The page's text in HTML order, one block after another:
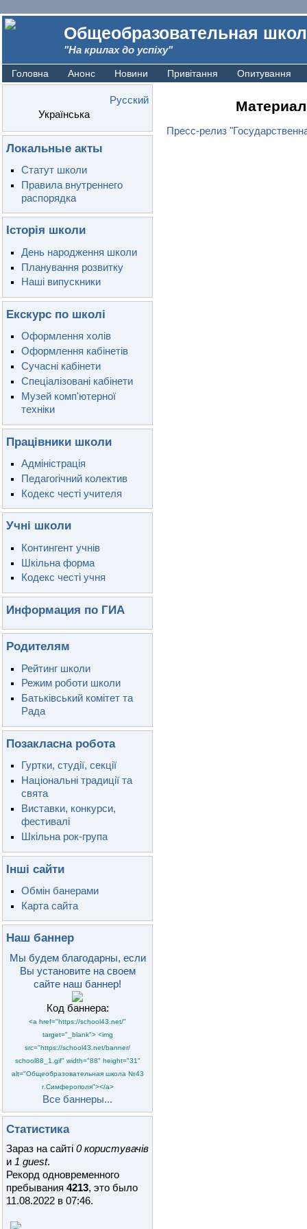
Общеобразовательная
"На крилах до успіху"
Головна Анонс Новини Привітання Опитування
Русский
Українська
Локальные акты
Статут школи
Правила внутреннего
распорядка
Історія школи
День народження школи
Планування розвитку
Наші випускники
Екскурс по школі
Оформлення холів
Оформлення кабінетів
Сучасні кабінети
Спеціалізовані кабінети
Музей комп'ютерної
техніки
Працівники школи
Адміністрація
Педагогічний колектив
Кодекс честі учителя
Учні школи
Контингент учнів
Шкільна форма
Кодекс честі учня
Информация по ГИА
Родителям
Рейтинг школи
Режим роботи школи
Батьківський комітет та
Рада
Позакласна робота
Гуртки, студії, секції
Національні традиції та
свята
Виставки, конкурси,
фестивалі
Шкільна рок-група
Інші сайти
Обмін банерами
Карта сайта
Наш баннер
Мы будем благодарны, если
Вы установите на своем
сайте наш баннер!
Код баннера:
<a href="https://school43.net/"
target="_blank"> <img
src="https://school43.net/banner/
school88_1.gif" width="88" height="31"
alt="Общеобразовательная школа №43
г.Симферополя"></a>
Все баннеры...
Статистика
Зараз на сайті 0 користувачів
и 1 guest.
Рекорд одновременного
пребывания 4213, это было
11.08.2022 в 07:46.
Пресс-релиз